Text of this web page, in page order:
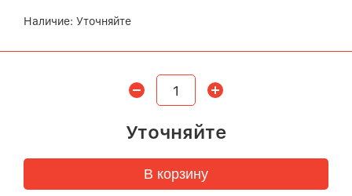
Наличие: Уточняйте
Уточняйте
В корзину